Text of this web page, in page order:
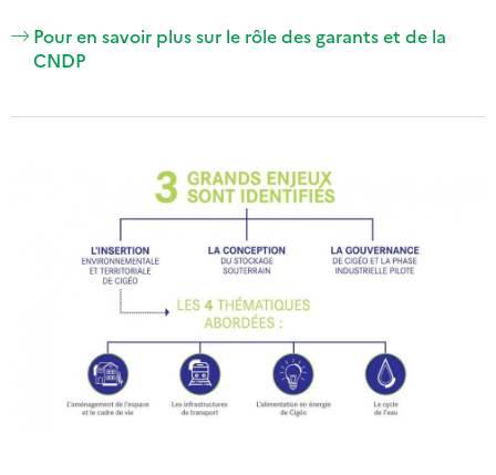
Pour en savoir plus sur le rôle des garants et de la
CNDP